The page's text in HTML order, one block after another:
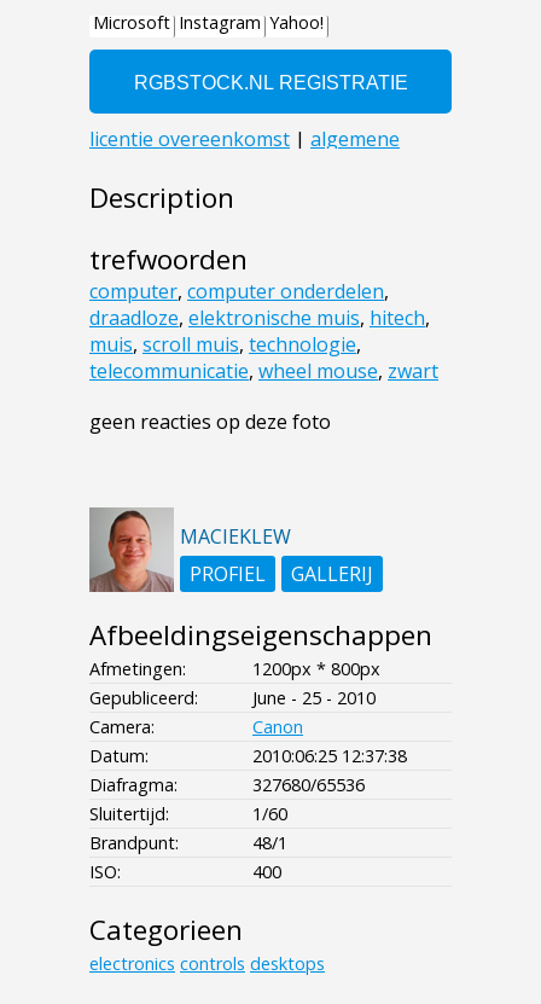
Description
trefwoorden
computer, computer onderdelen,
draadloze, elektronische muis, hitech,
muis, scroll muis, technologie,
telecommunicatie, wheel mouse, zwart
geen reacties op deze foto
MACIEKLEW
PROFIEL
GALLERIJ
Afbeeldingseigenschappen
Afmetingen:
1200px * 800px
Gepubliceerd:
June - 25 - 2010
Camera:
Canon
Datum:
2010:06:25 12:37:38
Diafragma:
327680/65536
Sluitertijd:
1/60
Brandpunt:
48/1
ISO:
400
Categorieen
electronics controls desktops